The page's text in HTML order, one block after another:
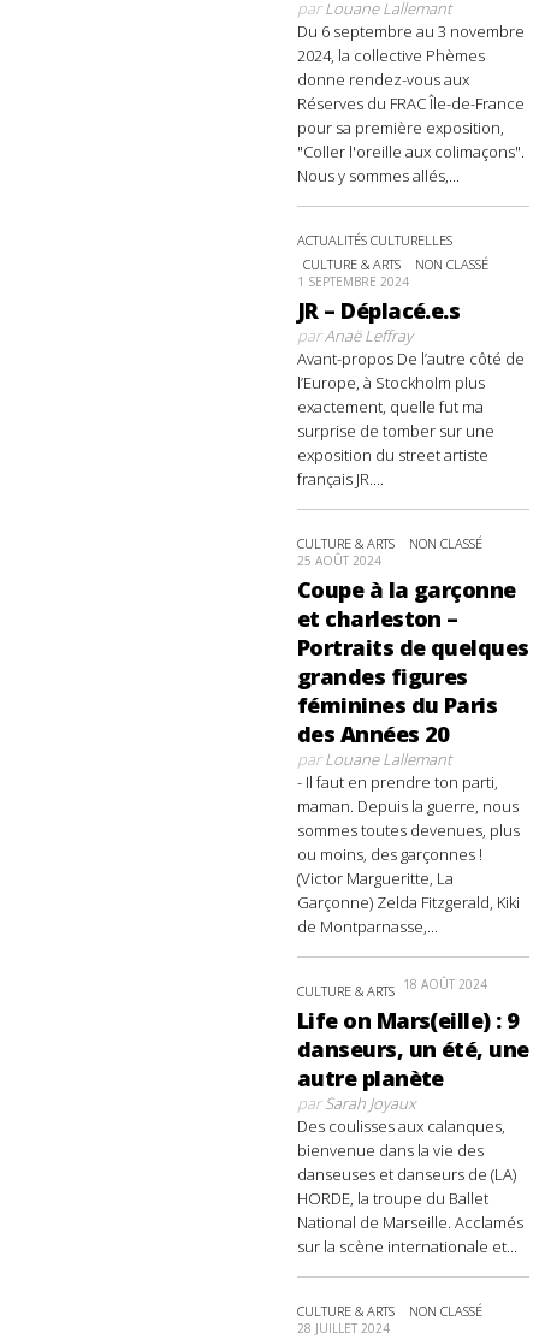
parLouane Lallemant
Du 6 septembre au 3 novembre
2024, la collective Phèmes
donne rendez-vous aux
Réserves du FRAC Île-de-France
pour sa première exposition,
"Coller l'oreille aux colimaçons".
Nous y sommes allés,...
ACTUALITÉS CULTURELLES
CULTURE & ARTS
NON CLASSÉ
1 SEPTEMBRE 2024
JR – Déplacé.e.s
parAnaë Leffray
Avant-propos De l’autre côté de
l’Europe, à Stockholm plus
exactement, quelle fut ma
surprise de tomber sur une
exposition du street artiste
français JR....
CULTURE & ARTS NON CLASSÉ
25 AOÛT 2024
Coupe à la garçonne
et charleston –
Portraits de quelques
grandes figures
féminines du Paris
des Années 20
parLouane Lallemant
- Il faut en prendre ton parti,
maman. Depuis la guerre, nous
sommes toutes devenues, plus
ou moins, des garçonnes !
(Victor Margueritte, La
Garçonne) Zelda Fitzgerald, Kiki
de Montparnasse,...
CULTURE & ARTS 18 AOÛT 2024
Life on Mars(eille) : 9
danseurs, un été, une
autre planète
parSarah Joyaux
Des coulisses aux calanques,
bienvenue dans la vie des
danseuses et danseurs de (LA)
HORDE, la troupe du Ballet
National de Marseille. Acclamés
sur la scène internationale et...
CULTURE & ARTS NON CLASSÉ
28 JUILLET 2024